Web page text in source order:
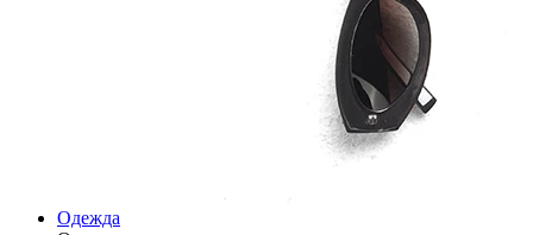
Одежда